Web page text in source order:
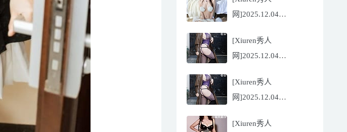
[56P/602.69MB]
网]2025.12.04
[56P/602.69MB]
[Xiuren秀人
网]2025.12.04
[71P/960.78MB]
[Xiuren秀人
网]2025.12.04
[71P/960.78MB]
[Xiuren秀人